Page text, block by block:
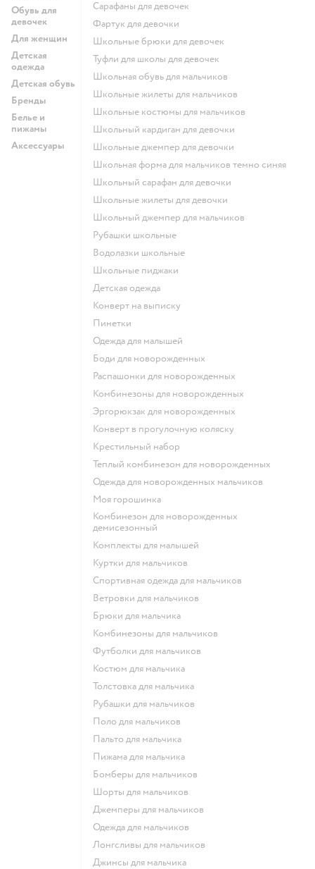
Обувь для
девочек
Для женщин
Детская
одежда
Детская обувь
Бренды
Белье и
пижамы
Аксессуары
Сарафаны для девочек
Фартук для девочки
Школьные брюки для девочек
Туфли для школы для девочек
Школьная обувь для мальчиков
Школьные жилеты для мальчиков
Школьные костюмы для мальчиков
Школьный кардиган для девочки
Школьные джемпер для девочки
Школьная форма для мальчиков темно синяя
Школьный сарафан для девочки
Школьные жилеты для девочки
Школьный джемпер для мальчиков
Рубашки школьные
Водолазки школьные
Школьные пиджаки
Детская одежда
Конверт на выписку
Пинетки
Одежда для малышей
Боди для новорожденных
Распашонки для новорожденных
Комбинезоны для новорожденных
Эргорюкзак для новорожденных
Конверт в прогулочную коляску
Крестильный набор
Теплый комбинезон для новорожденных
Одежда для новорожденных мальчиков
Моя горошинка
Комбинезон для новорожденных
демисезонный
Комплекты для малышей
Куртки для мальчиков
Спортивная одежда для мальчиков
Ветровки для мальчиков
Брюки для мальчика
Комбинезоны для мальчиков
Футболки для мальчиков
Костюм для мальчика
Толстовка для мальчика
Рубашки для мальчиков
Поло для мальчиков
Пальто для мальчика
Пижама для мальчика
Бомберы для мальчиков
Шорты для мальчиков
Джемперы для мальчиков
Одежда для мальчиков
Лонгсливы для мальчиков
Джинсы для мальчика